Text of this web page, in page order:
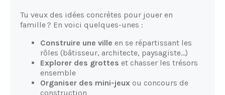
Tu veux des idées concrètes pour jouer en
famille ? En voici quelques-unes :
Construire une ville en se répartissant les
rôles (bâtisseur, architecte, paysagiste…)
Explorer des grottes et chasser les trésors
ensemble
Organiser des mini-jeux ou concours de
construction